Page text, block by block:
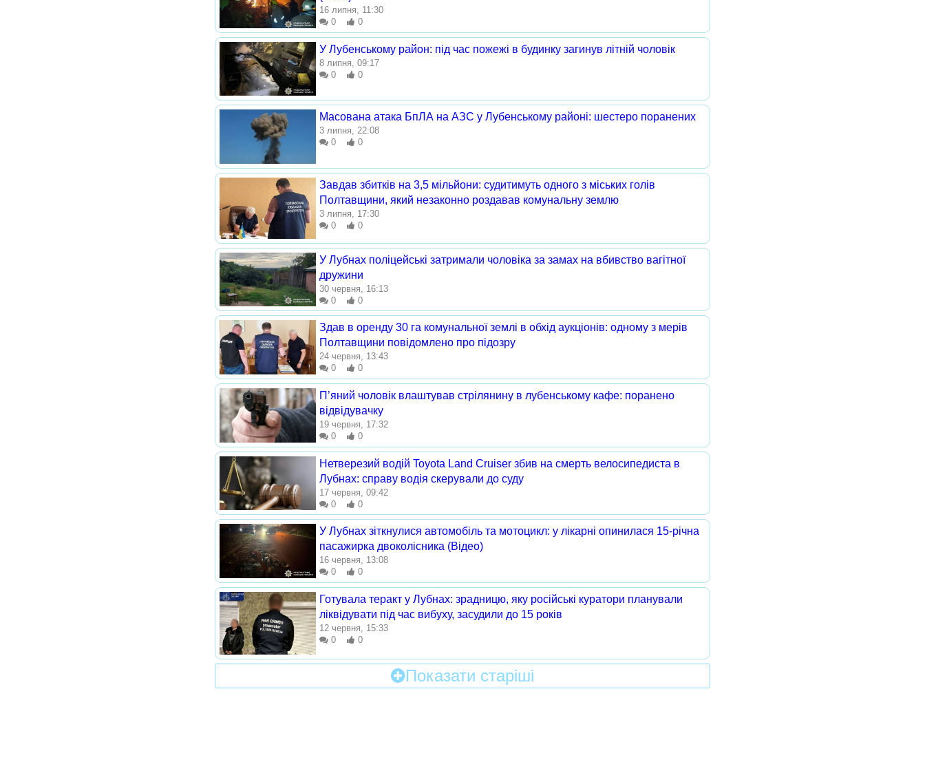
16 липня, 11:30
0
0
У Лубенському район: під час пожежі в будинку загинув літній чоловік
8 липня, 09:17
0
0
Масована атака БпЛА на АЗС у Лубенському районі: шестеро поранених
3 липня, 22:08
0
0
Завдав збитків на 3,5 мільйони: судитимуть одного з міських голів
Полтавщини, який незаконно роздавав комунальну землю
3 липня, 17:30
0
0
У Лубнах поліцейські затримали чоловіка за замах на вбивство вагітної
дружини
30 червня, 16:13
0
0
Здав в оренду 30 га комунальної землі в обхід аукціонів: одному з мерів
Полтавщини повідомлено про підозру
24 червня, 13:43
0
0
П’яний чоловік влаштував стрілянину в лубенському кафе: поранено
відвідувачку
19 червня, 17:32
0
0
Нетверезий водій Toyota Land Cruiser збив на смерть велосипедиста в
Лубнах: справу водія скерували до суду
17 червня, 09:42
0
0
У Лубнах зіткнулися автомобіль та мотоцикл: у лікарні опинилася 15-річна
пасажирка двоколісника (Відео)
16 червня, 13:08
0
0
Готувала теракт у Лубнах: зрадницю, яку російські куратори планували
ліквідувати під час вибуху, засудили до 15 років
12 червня, 15:33
0
0
Показати старіші